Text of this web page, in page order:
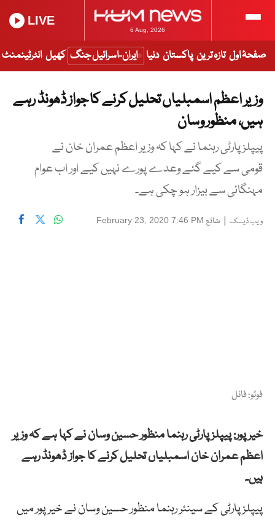
6 Aug, 2026
LIVE
صفحۂ اول تازہ ترین پاکستان دنیا ایران-اسرائیل جنگ کھیل انٹرٹینمنٹ
وزیر اعظم اسمبلیاں تحلیل کرنے کا جواز ڈھونڈ رہے
ہیں، منظور وسان
پیپلز پارٹی رہنما نے کہا کہ وزیر اعظم عمران خان نے
قومی سے کیے گئے وعدے پورے نہیں کیے اور اب عوام
مہنگائی سے بیزار ہو چکی ہے۔
ویب ڈیسک | شائع February 23, 2020 7:46 PM
فوٹو: فائل
خیر پور: پیپلز پارٹی رہنما منظور حسین وسان نے کہا ہے کہ وزیر
اعظم عمران خان اسمبلیاں تحلیل کرنے کا جواز ڈھونڈ رہے
ہیں۔
پیپلز پارٹی کے سینئر رہنما منظور حسین وسان نے خیرپور میں